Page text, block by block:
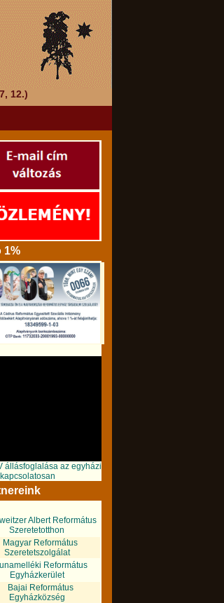
12.)
1%
állásfoglalása az egyházi
Albert Református
Szeretetotthon
Magyar Református
Szeretetszolgálat
Református
Egyházkerület
Bajai Református
Egyházközség